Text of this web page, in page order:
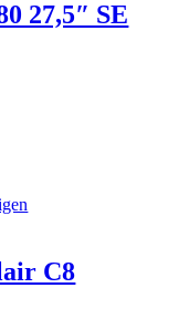
27,5″ SE
C8